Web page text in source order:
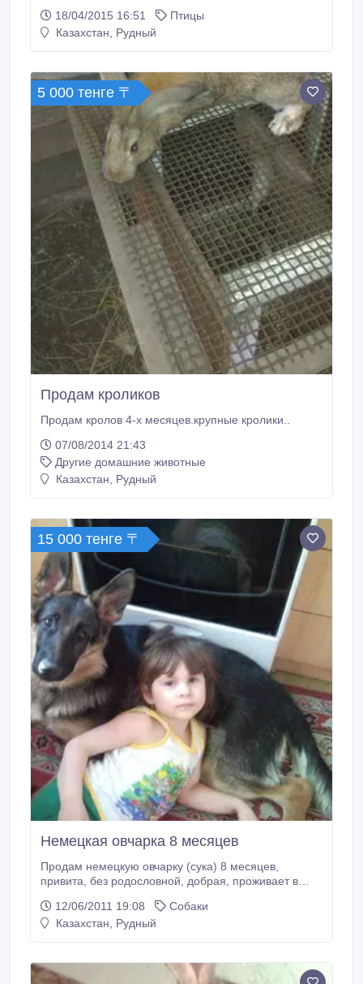
18/04/2015 16:51
Птицы
Казахстан, Рудный
5 000 тенге 〒
Продам кроликов
Продам кролов 4-х месяцев.крупные кролики..
07/08/2014 21:43
Другие домашние животные
Казахстан, Рудный
15 000 тенге 〒
Немецкая овчарка 8 месяцев
Продам немецкую овчарку (сука) 8 месяцев,
привита, без родословной, добрая, проживает в
семейным обстоятельствам!.
12/06/2011 19:08
Собаки
Казахстан, Рудный